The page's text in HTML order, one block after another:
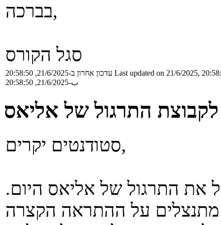
בברכה,
סגל הקורס
עדכון אחרון ב-21/6/2025, 20:58:50 Last updated on 21/6/2025,
ب-21/6/2025, 20:58:50
לקבוצת התרגול של אליאס
סטודנטים יקרים,
את התרגול של אליאס היום.